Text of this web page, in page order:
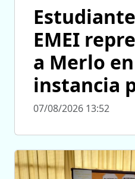
EMEI
a Merlo
instancia
07/08/2026 13:52